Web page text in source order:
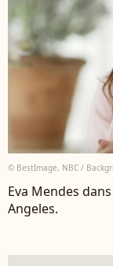
© BestImage, NBC /
Eva Mendes
Angeles.